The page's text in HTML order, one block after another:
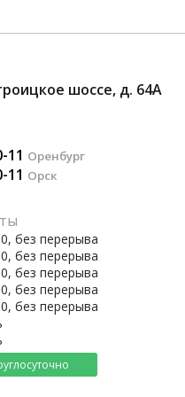
Курьерская служба,
шоссе, д. 64А
11 Оренбург
11 Орск
без перерыва
без перерыва
без перерыва
без перерыва
без перерыва